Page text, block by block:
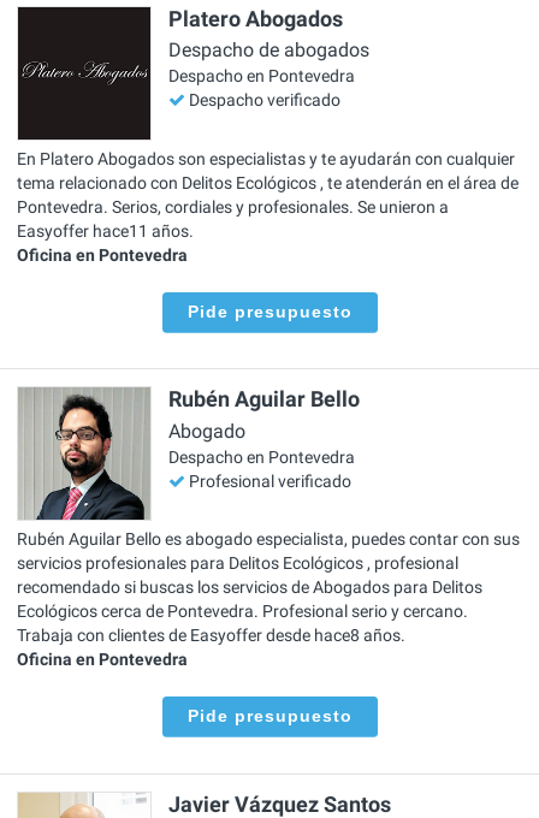
Platero Abogados
Despacho de abogados
Despacho en Pontevedra
Despacho verificado
En Platero Abogados son especialistas y te ayudarán con cualquier
tema relacionado con Delitos Ecológicos , te atenderán en el área de
Pontevedra. Serios, cordiales y profesionales. Se unieron a
Easyoffer hace11 años.
Oficina en Pontevedra
Pide presupuesto
Rubén Aguilar Bello
Abogado
Despacho en Pontevedra
Profesional verificado
Rubén Aguilar Bello es abogado especialista, puedes contar con sus
servicios profesionales para Delitos Ecológicos , profesional
recomendado si buscas los servicios de Abogados para Delitos
Ecológicos cerca de Pontevedra. Profesional serio y cercano.
Trabaja con clientes de Easyoffer desde hace8 años.
Oficina en Pontevedra
Pide presupuesto
Javier Vázquez Santos